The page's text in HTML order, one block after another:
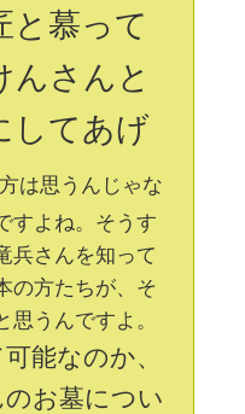
と慕って
んさんと
してあげ
は思うんじゃな
すよね。そうす
兵さんを知って
の方たちが、そ
思うんですよ。
能なのか、
お墓につい